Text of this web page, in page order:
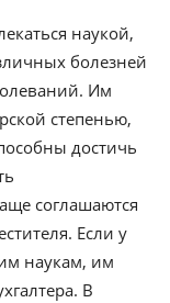
наукой,
болезней
Им
степенью,
достичь
соглашаются
Если у
наукам, им
В